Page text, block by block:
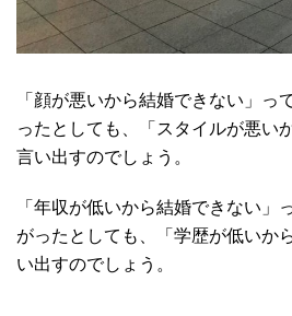
「顔が悪いから結婚できない」っ
ったとしても、「スタイルが悪い
言い出すのでしょう。
「年収が低いから結婚できない」
がったとしても、「学歴が低いか
い出すのでしょう。